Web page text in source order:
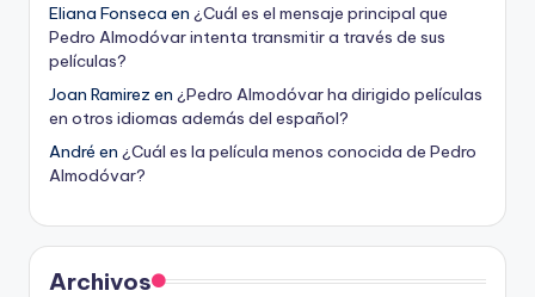
Eliana Fonseca en ¿Cuál es el mensaje principal que
Pedro Almodóvar intenta transmitir a través de sus
películas?
Joan Ramirez en ¿Pedro Almodóvar ha dirigido películas
en otros idiomas además del español?
André en ¿Cuál es la película menos conocida de Pedro
Almodóvar?
Archivos